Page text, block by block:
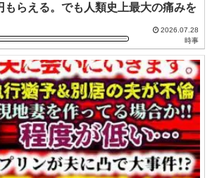
もらえる。でも人類史上最大の痛みを
2026.07.28
時事